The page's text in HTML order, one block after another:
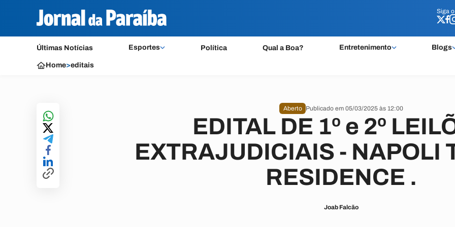
Siga o
Últimas Notícias Esportes Política Qual a Boa? Entretenimento Blogs
Siga o
Home>editais
Aberto Publicado em 05/03/2025 às 12:00
EDITAL DE 1º e 2º
EXTRAJUDICIAIS - NAPOLI
RESIDENCE .
Joab Falcão